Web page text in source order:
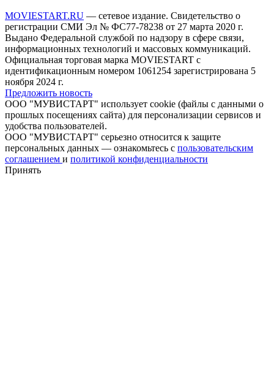
MOVIESTART.RU — сетевое издание. Свидетельство о
регистрации СМИ Эл № ФС77-78238 от 27 марта 2020 г.
Выдано Федеральной службой по надзору в сфере связи,
информационных технологий и массовых коммуникаций.
Официальная торговая марка MOVIESTART с
идентификационным номером 1061254 зарегистрирована 5
ноября 2024 г.
Предложить новость
ООО "МУВИСТАРТ" использует cookie (файлы с данными о
прошлых посещениях сайта) для персонализации сервисов и
удобства пользователей.
ООО "МУВИСТАРТ" серьезно относится к защите
персональных данных — ознакомьтесь с пользовательским
соглашением и политикой конфиденциальности
Принять